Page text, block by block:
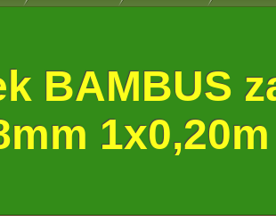
BAMBUS